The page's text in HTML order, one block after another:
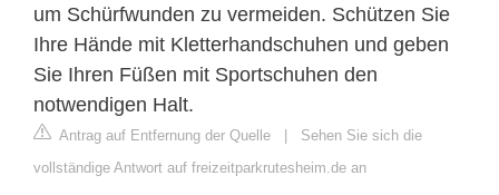
um Schürfwunden zu vermeiden. Schützen Sie
Ihre Hände mit Kletterhandschuhen und geben
Sie Ihren Füßen mit Sportschuhen den
notwendigen Halt.
Antrag auf Entfernung der Quelle
Sehen Sie sich die
vollständige Antwort auf freizeitparkrutesheim.de an